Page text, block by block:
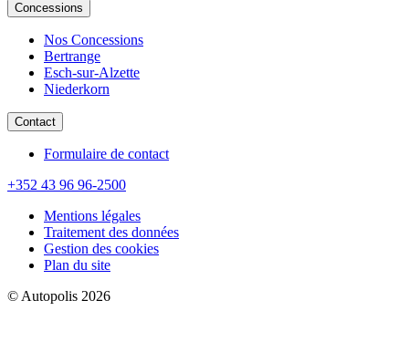
Concessions
Nos Concessions
Bertrange
Esch-sur-Alzette
Niederkorn
Contact
Formulaire de contact
+352 43 96 96-2500
Mentions légales
Traitement des données
Gestion des cookies
Plan du site
© Autopolis 2026